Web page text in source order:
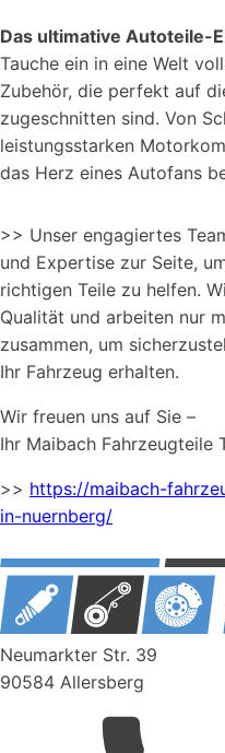
Das ultimative Autoteile-
Tauche ein in eine Welt
Zubehör, die perfekt auf
zugeschnitten sind. Von
leistungsstarken
das Herz eines Autofans
>> Unser engagiertes
und Expertise zur Seite,
richtigen Teile zu helfen.
Qualität und arbeiten nur
zusammen, um
Ihr Fahrzeug erhalten.
Wir freuen uns auf Sie –
Ihr Maibach Fahrzeugteile
>> https://maibach-
in-nuernberg/
Neumarkter Str. 39
90584 Allersberg